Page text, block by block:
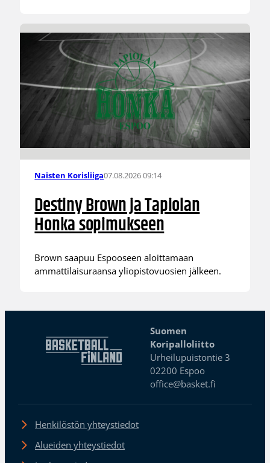
Naisten Korisliiga07.08.2026 09:14
Destiny Brown ja Tapiolan
Honka sopimukseen
Brown saapuu Espooseen aloittamaan
ammattilaisuraansa yliopistovuosien jälkeen.
Suomen
Koripalloliitto
Urheilupuistontie 3
02200 Espoo
office@basket.fi
Henkilöstön yhteystiedot
Alueiden yhteystiedot